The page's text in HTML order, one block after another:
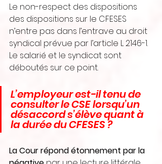
Le non-respect des dispositions
des dispositions sur le CFESES
n’entre pas dans l’entrave au droit
syndical prévue par l’article L 2146-1.
Le salarié et le syndicat sont
déboutés sur ce point.
L’employeur est-il tenu de
consulter le CSE lorsqu’un
désaccord s’élève quant à
la durée du CFESES ?
La Cour répond étonnement par la